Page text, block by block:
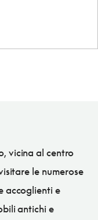
vicina al centro
le numerose
accoglienti e
antichi e